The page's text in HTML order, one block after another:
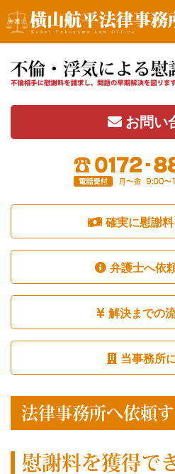
お問い
確実に慰謝
弁護士へ依
解決までの
当事務所
法律事務所へ依頼
慰謝料を獲得で